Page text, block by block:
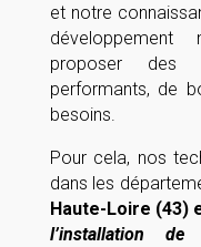
et notre
proposer des
performants, de
besoins.
Pour cela, nos
dans les
Haute-Loire (43)
l’installation de